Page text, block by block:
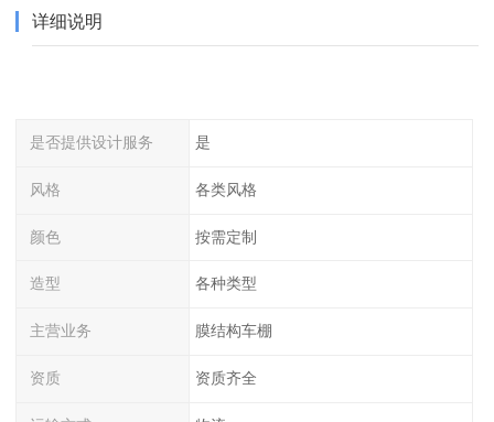
详细说明
是否提供设计服务 是
风格 各类风格
颜色 按需定制
造型 各种类型
主营业务 膜结构车棚
资质 资质齐全